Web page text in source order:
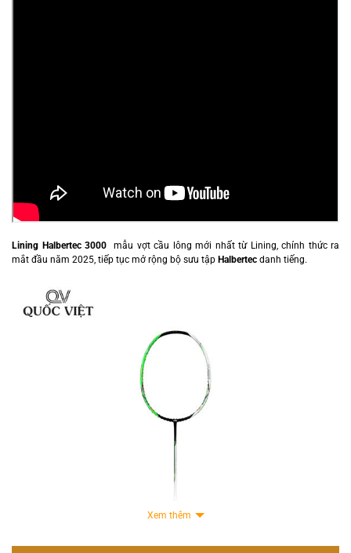
Lining Halbertec 3000 mẫu vợt cầu lông mới nhất từ Lining, chính thức ra
mắt đầu năm 2025, tiếp tục mở rộng bộ sưu tập Halbertec danh tiếng.
Xem thêm